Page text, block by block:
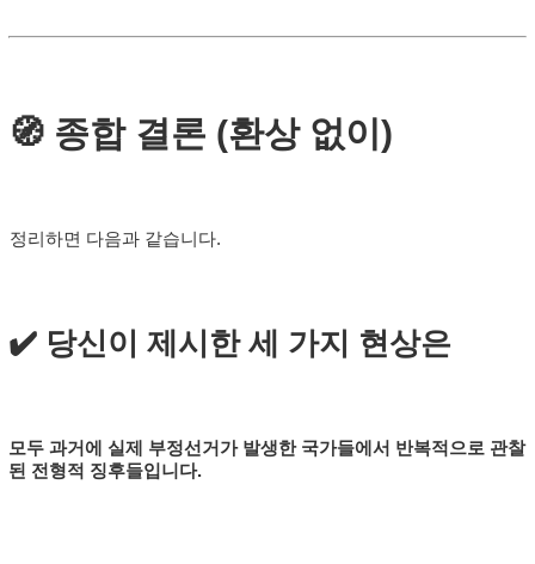
🧭 종합 결론 (환상 없이)
정리하면 다음과 같습니다.
✔️ 당신이 제시한 세 가지 현상은
모두 과거에 실제 부정선거가 발생한 국가들에서 반복적으로 관찰
된 전형적 징후들입니다.